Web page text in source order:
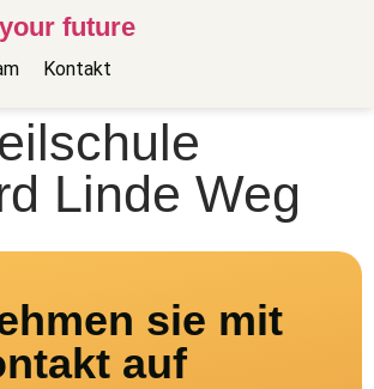
future
Kontakt
Linde Weg
sie mit
auf